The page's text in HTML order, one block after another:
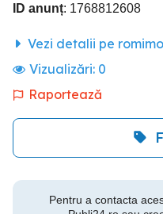
ID anunț: 1768812608
Vezi detalii pe
Vizualizări: 0
Raportează
Pentru a contacta